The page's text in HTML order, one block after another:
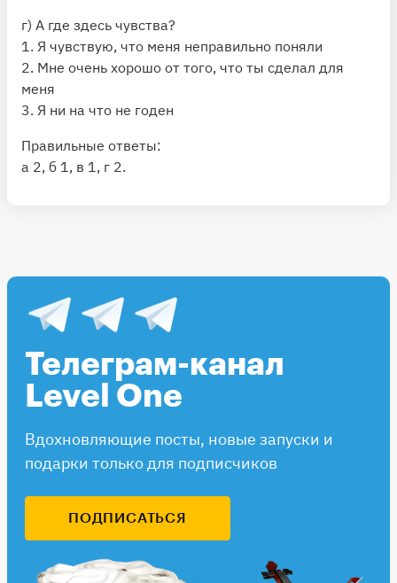
г) А где здесь чувства?
1. Я чувствую, что меня неправильно поняли
2. Мне очень хорошо от того, что ты сделал для
меня
3. Я ни на что не годен
Правильные ответы:
а 2, б 1, в 1, г 2.
Телеграм-канал
Level One
Вдохновляющие посты, новые запуски и
подарки только для подписчиков
ПОДПИСАТЬСЯ